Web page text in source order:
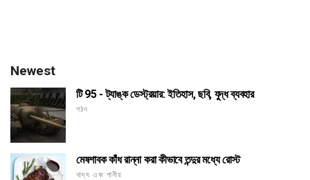
Newest
টি 95 - ট্যাঙ্ক ডেস্ট্রয়ার: ইতিহাস, ছবি, যুদ্ধ ব্যবহার
গঠন
মেষশাবক কাঁধ রান্না করা কীভাবে তন্দুর মধ্যে রোস্ট
খাদ্য এবং পানীয়